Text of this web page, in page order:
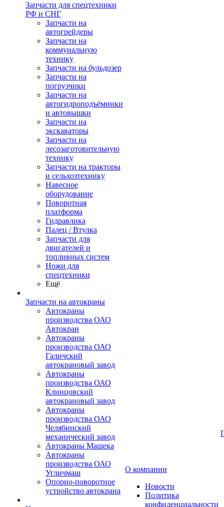
Запчасти для спецтехники
РФ и СНГ
Запчасти на
автогрейдеры
Запчасти на
коммунальную
технику
Запчасти на бульдозер
Запчасти на
погрузчики
Запчасти на
автогидроподъёмники
и автовышки
Запчасти на
экскаваторы
Запчасти на
лесозаготовительную
технику
Запчасти на тракторы
и сельхозтехнику
Навесное
оборудование
Поворотная
платформа
Гидравлика
Палец / Втулка
Запчасти для
двигателей и
топливных систем
Ножи для
спецтехники
Ещё
Запчасти на автокраны
Автокраны
производства ОАО
Автокран
Автокраны
производства ОАО
Галичский
автокрановый завод
Автокраны
производства ОАО
Клинцовский
автокрановый завод
Автокраны
производства ОАО
Челябинский
механический завод
Автокраны Машека
Автокраны
производства ОАО
Угличмаш
Опорно-поворотное
устройство автокрана
О компании
Новости
Политика
конфиденциальности